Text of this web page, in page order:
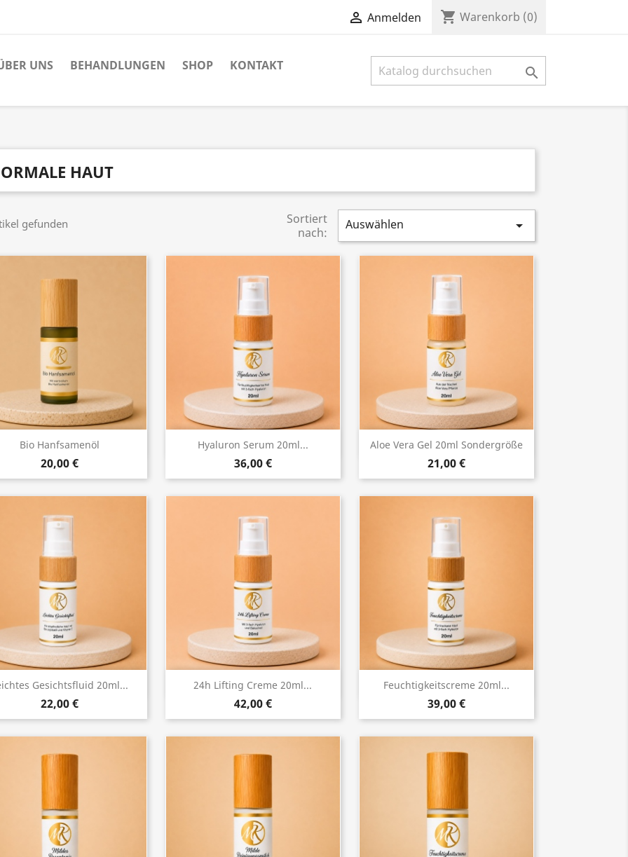
 Anmelden shopping_cart Warenkorb (0)
UNS BEHANDLUNGEN SHOP KONTAKT 
HAUT
gefunden
Sortiert
nach:
Auswählen 
Bio Hanfsamenöl
20,00 €
Vorschau Hyaluron Serum 20ml...
36,00 €
Vorschau Aloe Vera Gel 20ml Sondergröße
21,00 €
Vorschau
Gesichtsfluid 20ml...
22,00 €
Vorschau 24h Lifting Creme 20ml...
42,00 €
Vorschau Feuchtigkeitscreme 20ml...
39,00 €
Vorschau